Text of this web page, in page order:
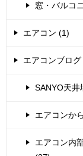
窓・バルコ
エアコン (1)
エアコンブロ
SANYO天井
エアコンか
エアコン内